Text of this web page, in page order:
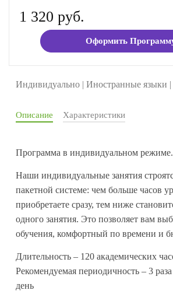
1 320 руб.
Оформить
Индивидуально | Иностранные
Описание Характеристики
Программа в индивидуальном режиме.
Наши индивидуальные занятия
пакетной системе: чем больше часов
приобретаете сразу, тем ниже
одного занятия. Это позволяет вам
обучения, комфортный по времени и
Длительность – 120 академических
Рекомендуемая периодичность – 3
день